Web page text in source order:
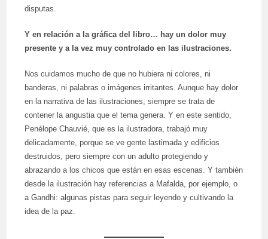
disputas.
Y en relación a la gráfica del libro… hay un dolor muy
presente y a la vez muy controlado en las ilustraciones.
Nos cuidamos mucho de que no hubiera ni colores, ni
banderas, ni palabras o imágenes irritantes. Aunque hay dolor
en la narrativa de las ilustraciones, siempre se trata de
contener la angustia que el tema genera. Y en este sentido,
Penélope Chauvié, que es la ilustradora, trabajó muy
delicadamente, porque se ve gente lastimada y edificios
destruidos, pero siempre con un adulto protegiendo y
abrazando a los chicos que están en esas escenas. Y también
desde la ilustración hay referencias a Mafalda, por ejemplo, o
a Gandhi: algunas pistas para seguir leyendo y cultivando la
idea de la paz.